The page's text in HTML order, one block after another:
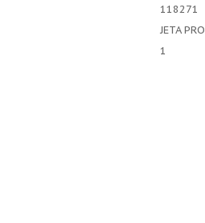
118271
JETA PRO
1